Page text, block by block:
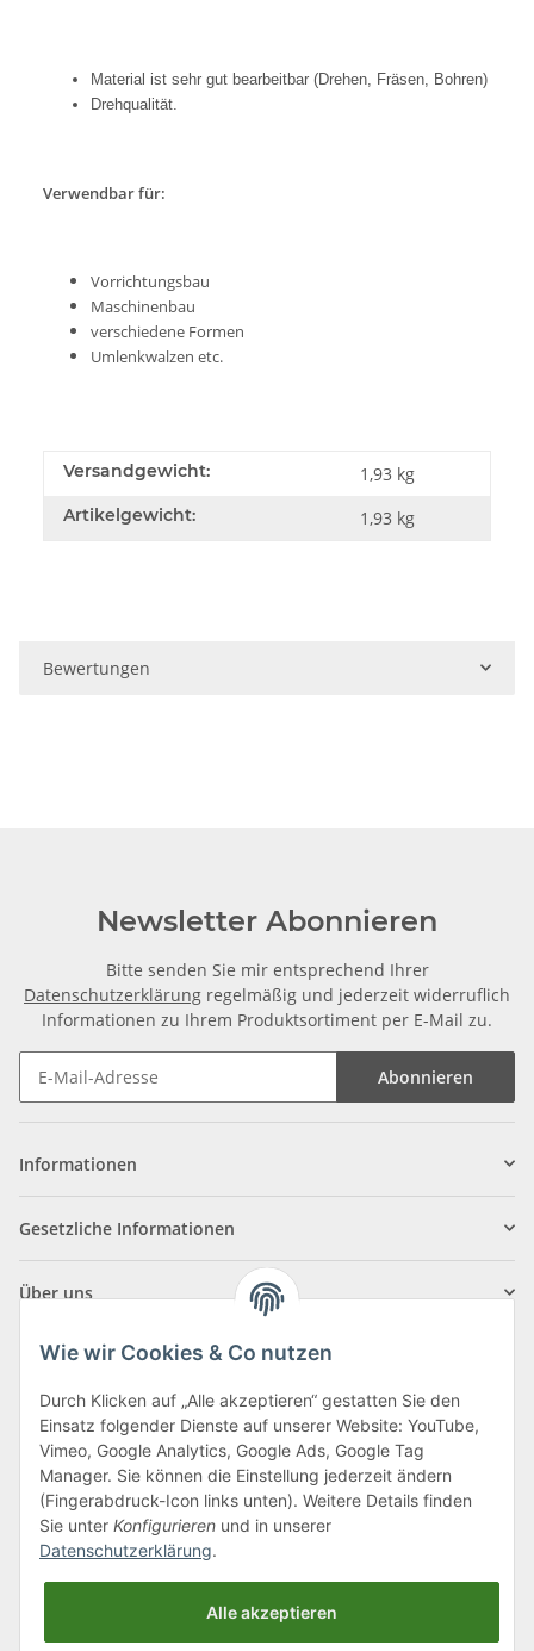
Material ist sehr gut bearbeitbar (Drehen, Fräsen, Bohren)
Drehqualität.
Verwendbar für:
Vorrichtungsbau
Maschinenbau
verschiedene Formen
Umlenkwalzen etc.
Versandgewicht: 1,93 kg
Artikelgewicht: 1,93 kg
Bewertungen
Newsletter Abonnieren
Bitte senden Sie mir entsprechend Ihrer
Datenschutzerklärung regelmäßig und jederzeit widerruflich
Informationen zu Ihrem Produktsortiment per E-Mail zu.
Abonnieren
Informationen
Gesetzliche Informationen
Über uns
Klagenfurter Straße 29
9556 Liebenfels
Montag bis Donnerstag: 8:00 bis 16:30 Uhr
Freitag: 8:00 bis 12:00 Uhr
Tel.:0043 (0) 4262 50900
office@cncshop.at
Wie wir Cookies & Co nutzen
Durch Klicken auf „Alle akzeptieren“ gestatten Sie den
Einsatz folgender Dienste auf unserer Website: YouTube,
Vimeo, Google Analytics, Google Ads, Google Tag
Manager. Sie können die Einstellung jederzeit ändern
(Fingerabdruck-Icon links unten). Weitere Details finden
Sie unter Konfigurieren und in unserer
Datenschutzerklärung.
Alle akzeptieren